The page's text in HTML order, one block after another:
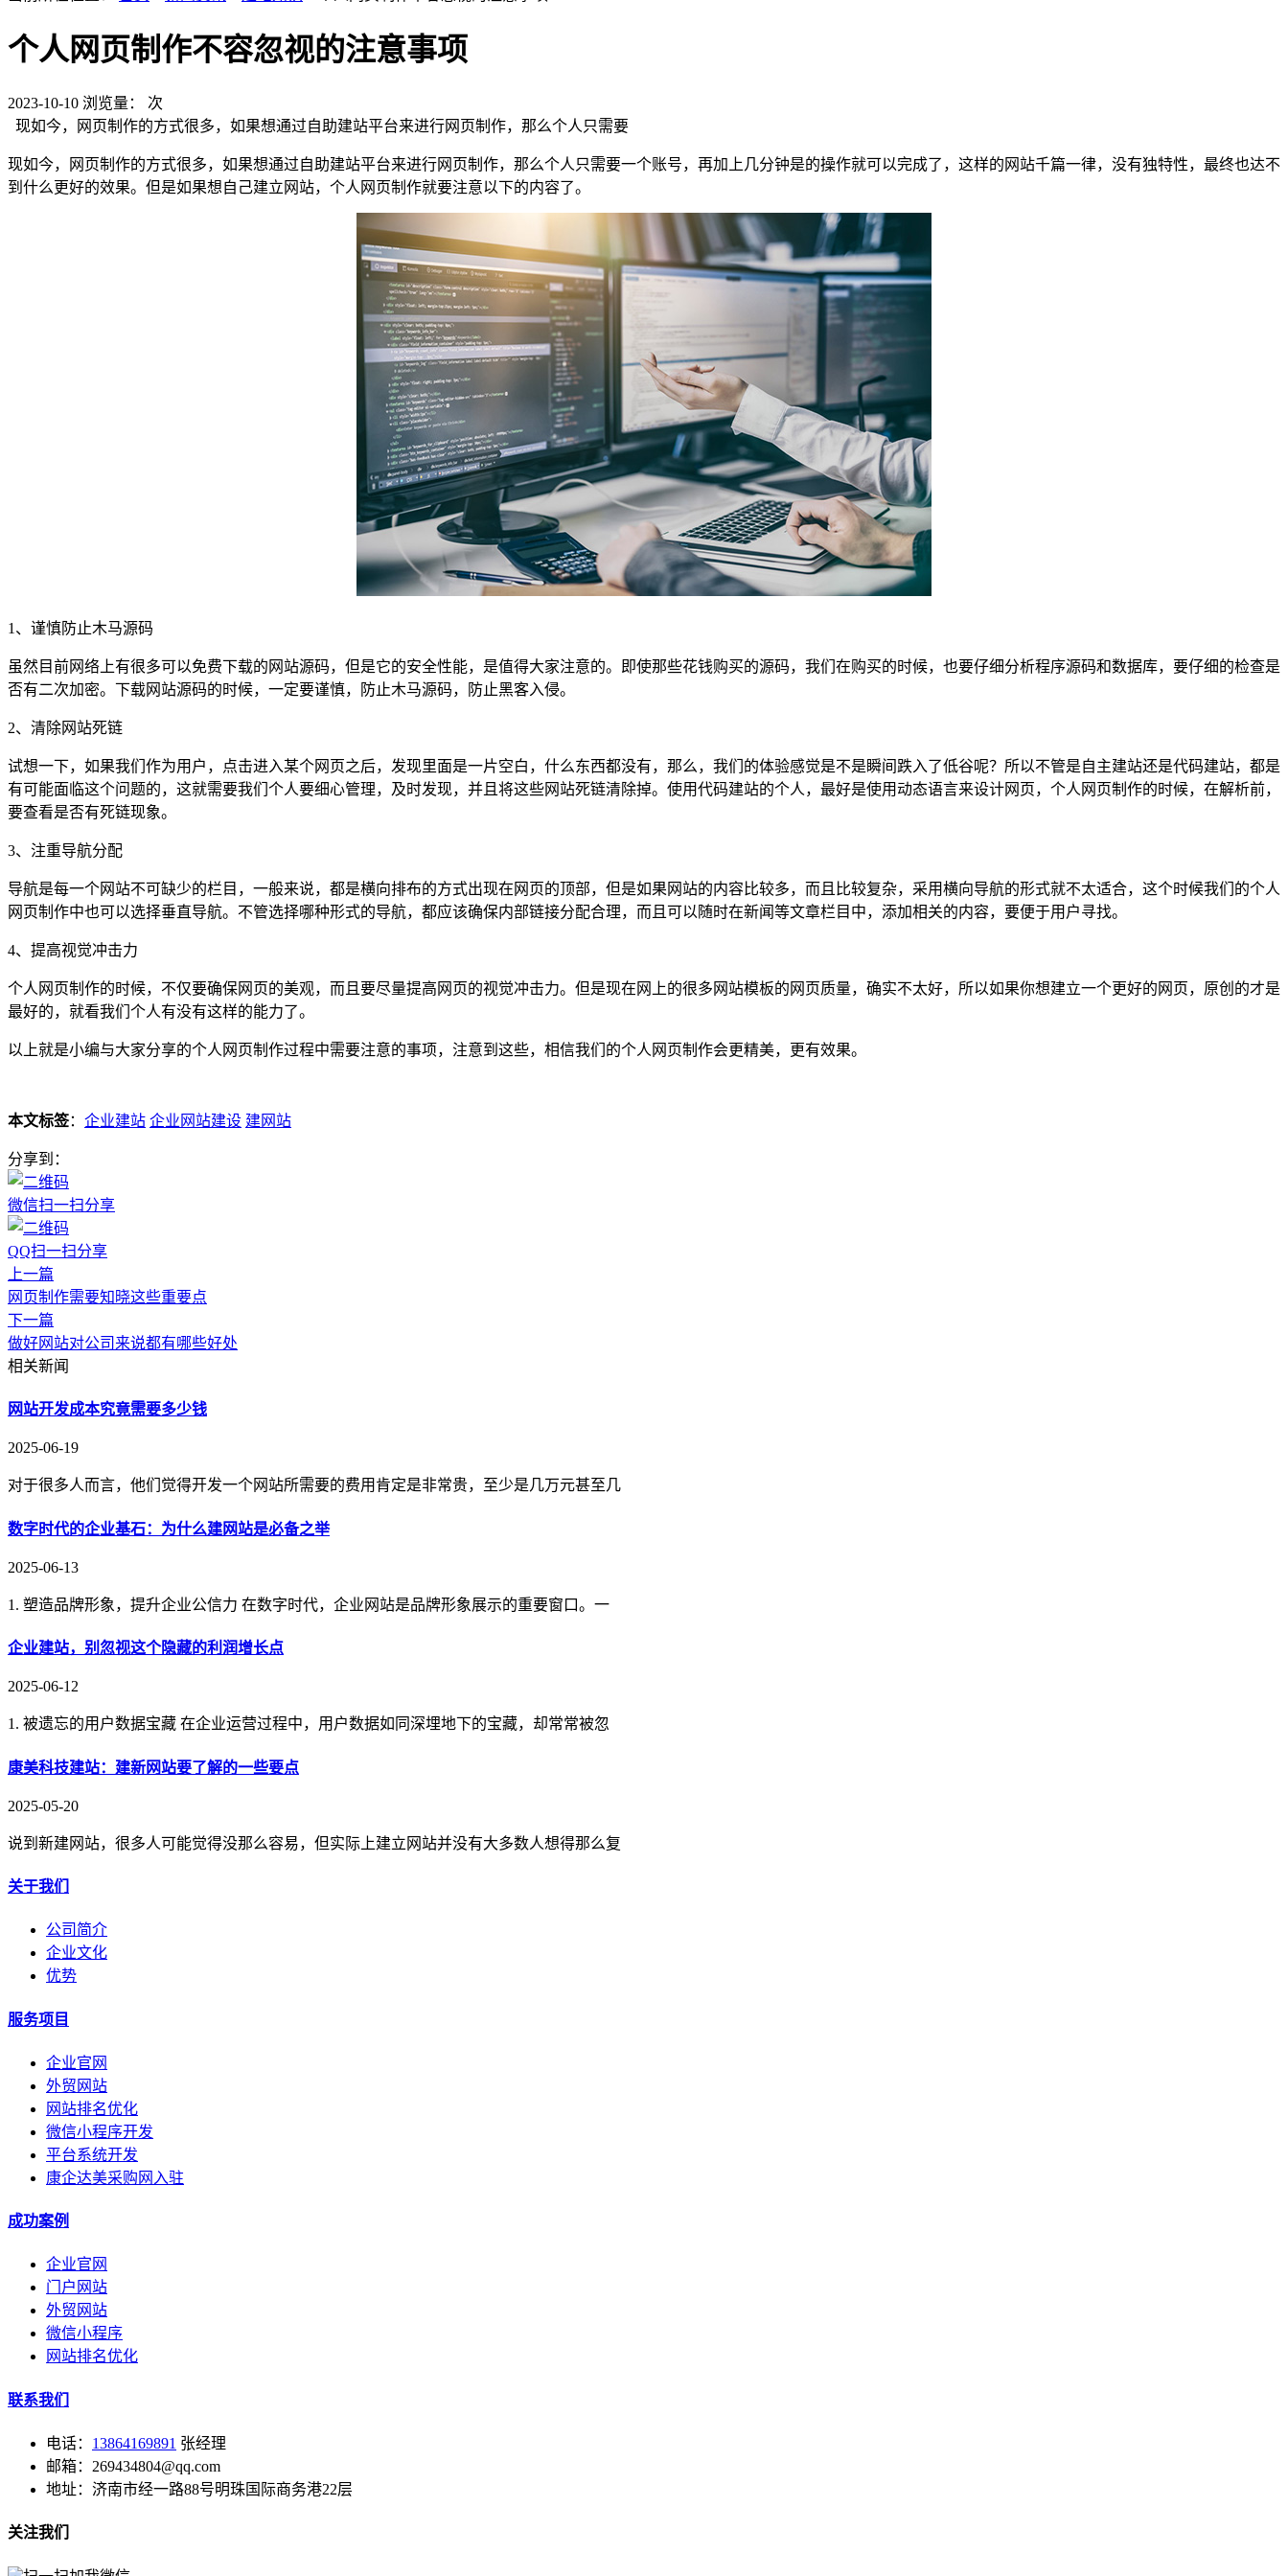
个人网页制作不容忽视的注意事项
2023-10-10 浏览量：
次
现如今，网页制作的方式很多，如果想通过自助建站平台来进行网页制作，那么个人只需要
现如今，网页制作的方式很多，如果想通过自助建站平台来进行网页制作，那么个人只需要一个账号，再加上几分钟是的操作就可以完成了，这样的网站千篇一律，没有独特性，最终也达不
到什么更好的效果。但是如果想自己建立网站，个人网页制作就要注意以下的内容了。
1、谨慎防止木马源码
虽然目前网络上有很多可以免费下载的网站源码，但是它的安全性能，是值得大家注意的。即使那些花钱购买的源码，我们在购买的时候，也要仔细分析程序源码和数据库，要仔细的检查是
否有二次加密。下载网站源码的时候，一定要谨慎，防止木马源码，防止黑客入侵。
2、清除网站死链
试想一下，如果我们作为用户，点击进入某个网页之后，发现里面是一片空白，什么东西都没有，那么，我们的体验感觉是不是瞬间跌入了低谷呢？所以不管是自主建站还是代码建站，都是
有可能面临这个问题的，这就需要我们个人要细心管理，及时发现，并且将这些网站死链清除掉。使用代码建站的个人，最好是使用动态语言来设计网页，个人网页制作的时候，在解析前，
要查看是否有死链现象。
3、注重导航分配
导航是每一个网站不可缺少的栏目，一般来说，都是横向排布的方式出现在网页的顶部，但是如果网站的内容比较多，而且比较复杂，采用横向导航的形式就不太适合，这个时候我们的个人
网页制作中也可以选择垂直导航。不管选择哪种形式的导航，都应该确保内部链接分配合理，而且可以随时在新闻等文章栏目中，添加相关的内容，要便于用户寻找。
4、提高视觉冲击力
个人网页制作的时候，不仅要确保网页的美观，而且要尽量提高网页的视觉冲击力。但是现在网上的很多网站模板的网页质量，确实不太好，所以如果你想建立一个更好的网页，原创的才是
最好的，就看我们个人有没有这样的能力了。
以上就是小编与大家分享的个人网页制作过程中需要注意的事项，注意到这些，相信我们的个人网页制作会更精美，更有效果。
本文标签： 企业建站 企业网站建设 建网站
分享到：
微信扫一扫分享
QQ扫一扫分享
上一篇
网页制作需要知晓这些重要点
下一篇
做好网站对公司来说都有哪些好处
相关新闻
网站开发成本究竟需要多少钱
2025-06-19
对于很多人而言，他们觉得开发一个网站所需要的费用肯定是非常贵，至少是几万元甚至几
数字时代的企业基石：为什么建网站是必备之举
2025-06-13
1. 塑造品牌形象，提升企业公信力 在数字时代，企业网站是品牌形象展示的重要窗口。一
企业建站，别忽视这个隐藏的利润增长点
2025-06-12
1. 被遗忘的用户数据宝藏 在企业运营过程中，用户数据如同深埋地下的宝藏，却常常被忽
康美科技建站：建新网站要了解的一些要点
2025-05-20
说到新建网站，很多人可能觉得没那么容易，但实际上建立网站并没有大多数人想得那么复
关于我们
公司简介
企业文化
优势
服务项目
企业官网
外贸网站
网站排名优化
微信小程序开发
平台系统开发
康企达美采购网入驻
成功案例
企业官网
门户网站
外贸网站
微信小程序
网站排名优化
联系我们
电话： 13864169891 张经理
邮箱：269434804@qq.com
地址：济南市经一路88号明珠国际商务港22层
关注我们